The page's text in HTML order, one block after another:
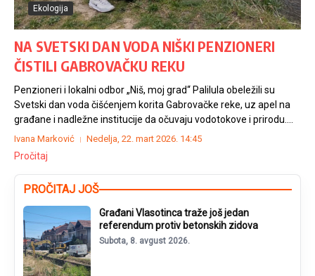
Ekologija
NA SVETSKI DAN VODA NIŠKI PENZIONERI
ČISTILI GABROVAČKU REKU
Penzioneri i lokalni odbor „Niš, moj grad“ Palilula obeležili su
Svetski dan voda čišćenjem korita Gabrovačke reke, uz apel na
građane i nadležne institucije da očuvaju vodotokove i prirodu....
Ivana Marković Nedelja, 22. mart 2026. 14:45
Pročitaj
PROČITAJ JOŠ
Građani Vlasotinca traže još jedan
referendum protiv betonskih zidova
Subota, 8. avgust 2026.